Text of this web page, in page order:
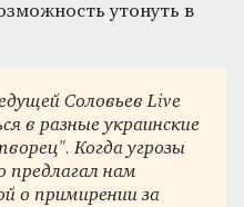
утонуть в
Соловьев Live
в разные украинские
Когда угрозы
предлагал нам
о примирении за